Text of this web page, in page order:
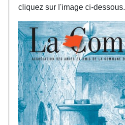
cliquez sur l'image ci-dessous.